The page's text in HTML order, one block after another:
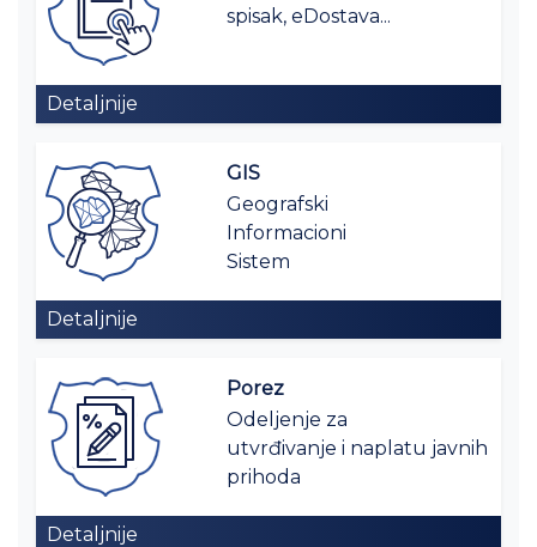
spisak, eDostava...
Detaljnije
GIS
Geografski
Informacioni
Sistem
Detaljnije
Porez
Odeljenje za
utvrđivanje i naplatu javnih
prihoda
Detaljnije